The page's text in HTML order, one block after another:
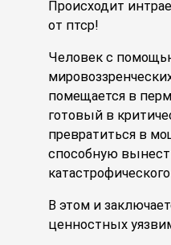
Происходит
от птср!
Человек с
помещается в
готовый в
превратиться в
способную
В этом и
ценностных